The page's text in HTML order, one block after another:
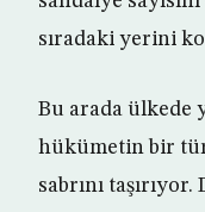
sıradaki yerini
Bu arada ülkede
hükümetin bir
sabrını